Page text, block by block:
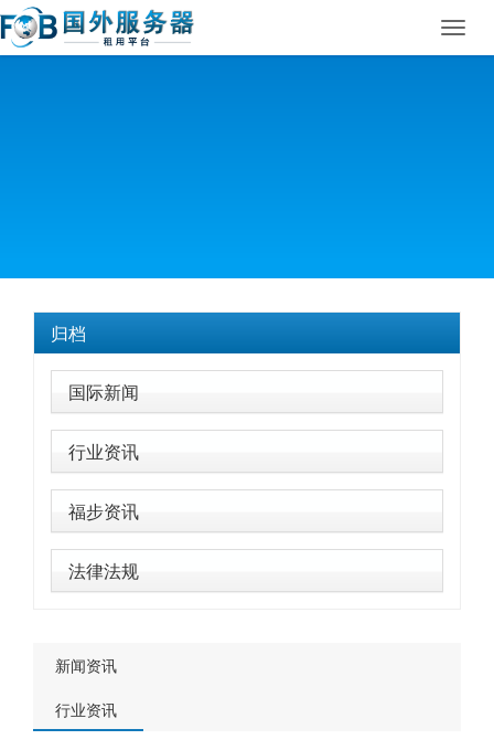
归档
国际新闻
行业资讯
福步资讯
法律法规
新闻资讯
行业资讯